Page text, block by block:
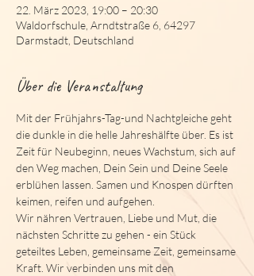
22. März 2023, 19:00 – 20:30
Waldorfschule, Arndtstraße 6, 64297
Darmstadt, Deutschland
Über die Veranstaltung
Mit der Frühjahrs-Tag-und Nachtgleiche geht
die dunkle in die helle Jahreshälfte über. Es ist
Zeit für Neubeginn, neues Wachstum, sich auf
den Weg machen, Dein Sein und Deine Seele
erblühen lassen. Samen und Knospen dürften
keimen, reifen und aufgehen.
Wir nähren Vertrauen, Liebe und Mut, die
nächsten Schritte zu gehen - ein Stück
geteiltes Leben, gemeinsame Zeit, gemeinsame
Kraft. Wir verbinden uns mit den